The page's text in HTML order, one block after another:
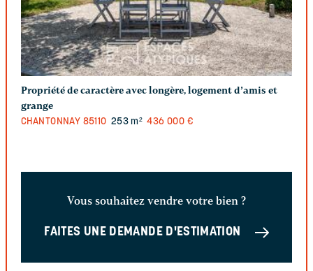
Propriété de caractère avec longère, logement d’amis et
grange
CHANTONNAY 85110 253 m² 436 000 €
Vous souhaitez vendre votre bien ?
FAITES UNE DEMANDE D'ESTIMATION